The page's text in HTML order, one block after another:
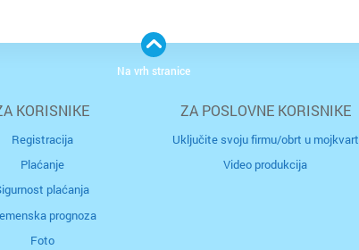
KORISNIKE
Registracija
Plaćanje
plaćanja
prognoza
Foto
ZA POSLOVNE KORISNIKE
Uključite svoju firmu/obrt u mojkvart
Video produkcija
Na vrh stranice